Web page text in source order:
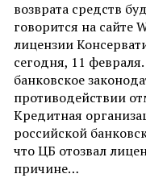
возврата средств
говорится на сайте
лицензии
сегодня, 11
банковское
противодействии
Кредитная
российской
что ЦБ отозвал
причине…